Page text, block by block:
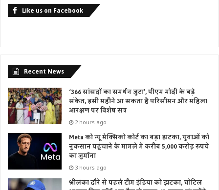
Like us on Facebook
Recent News
‘366 सांसदों का समर्थन जुटा’, पीएम मोदी के बड़े
संकेत, इसी महीने आ सकता है परिसीमन और महिला
आरक्षण पर विशेष सत्र
2 hours ago
Meta को न्यू मेक्सिको कोर्ट का बड़ा झटका, युवाओं को
नुकसान पहुंचाने के मामले में करीब 5,000 करोड़ रुपये
का जुर्माना
3 hours ago
श्रीलंका दौरे से पहले टीम इंडिया को झटका, चोटिल